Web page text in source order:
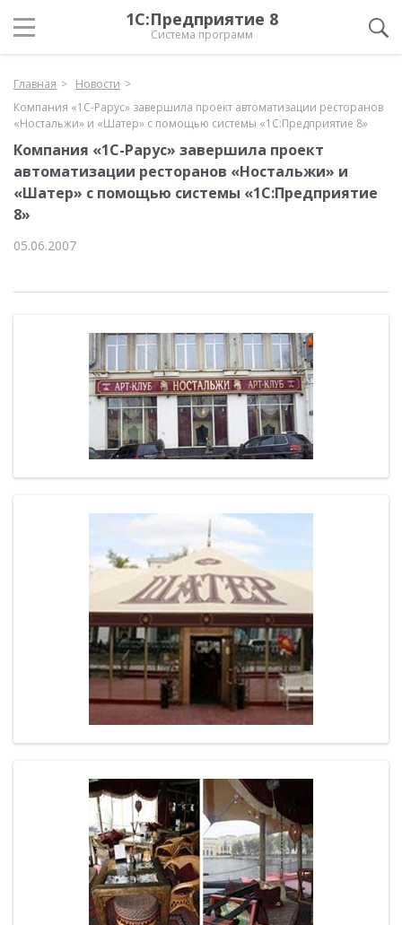
1С:Предприятие 8
Система программ
Главная
Новости
Компания «1С-Рарус» завершила проект автоматизации ресторанов
«Ностальжи» и «Шатер» с помощью системы «1С:Предприятие 8»
Компания «1С-Рарус» завершила проект
автоматизации ресторанов «Ностальжи» и
«Шатер» с помощью системы «1С:Предприятие
8»
05.06.2007